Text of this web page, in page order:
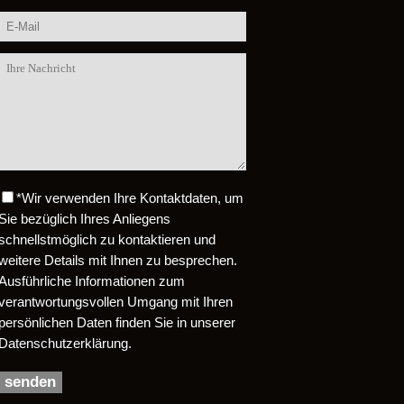
Bitte lasse dieses Feld leer.
*Wir verwenden Ihre Kontaktdaten, um
Sie bezüglich Ihres Anliegens
zu kontaktieren und
Details mit Ihnen zu besprechen.
Informationen zum
Umgang mit Ihren
persönlichen Daten finden Sie in unserer
Datenschutzerklärung.